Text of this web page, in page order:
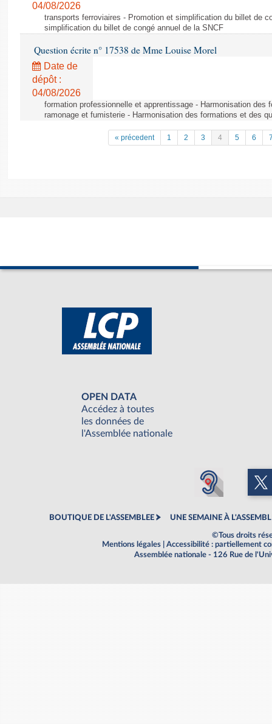
04/08/2026
transports ferroviaires - Promotion et simplification du billet de
simplification du billet de congé annuel de la SNCF
Question écrite n° 17538 de Mme Louise Morel
Date de
dépôt :
04/08/2026
formation professionnelle et apprentissage - Harmonisation des
ramonage et fumisterie - Harmonisation des formations et des
« précedent 1 2 3 4 5 6
OPEN DATA
Accédez à toutes
les données de
l'Assemblée nationale
BOUTIQUE DE L'ASSEMBLEE UNE SEMAINE À
©Tous droits
Mentions légales
Accessibilité : partiellement
Assemblée nationale - 126 Rue de